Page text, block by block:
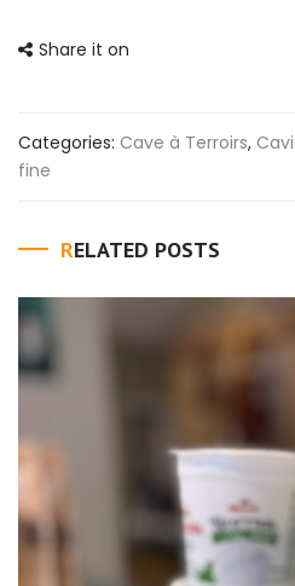
Share it on
Categories: Cave à Terroirs,
fine
RELATED POSTS